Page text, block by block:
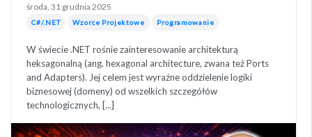
środa, 31 grudnia 2025
C#/.NET Wzorce Projektowe Programowanie
W świecie .NET rośnie zainteresowanie architekturą
heksagonalną (ang. hexagonal architecture, zwana też Ports
and Adapters). Jej celem jest wyraźne oddzielenie logiki
biznesowej (domeny) od wszelkich szczegółów
technologicznych, [...]